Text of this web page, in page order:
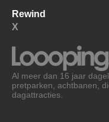
Rewind
X
Al meer dan 16 jaar
pretparken, achtbanen,
dagattracties.